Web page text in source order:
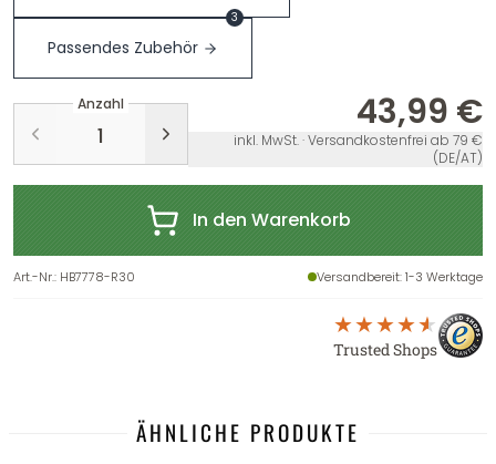
Passendes Zubehör
3
Anzahl 43,99 €
inkl. MwSt. · Versandkostenfrei ab 79 €
(DE/AT)
In den Warenkorb
Art.-Nr.: HB7778-R30 Versandbereit: 1-3 Werktage
Trusted Shops
ÄHNLICHE PRODUKTE